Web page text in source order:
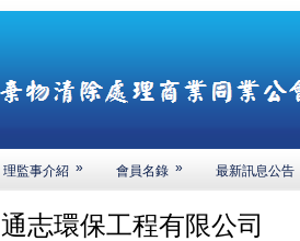
理監事介紹 » 會員名錄 » 最新訊息公告
通志環保工程有限公司